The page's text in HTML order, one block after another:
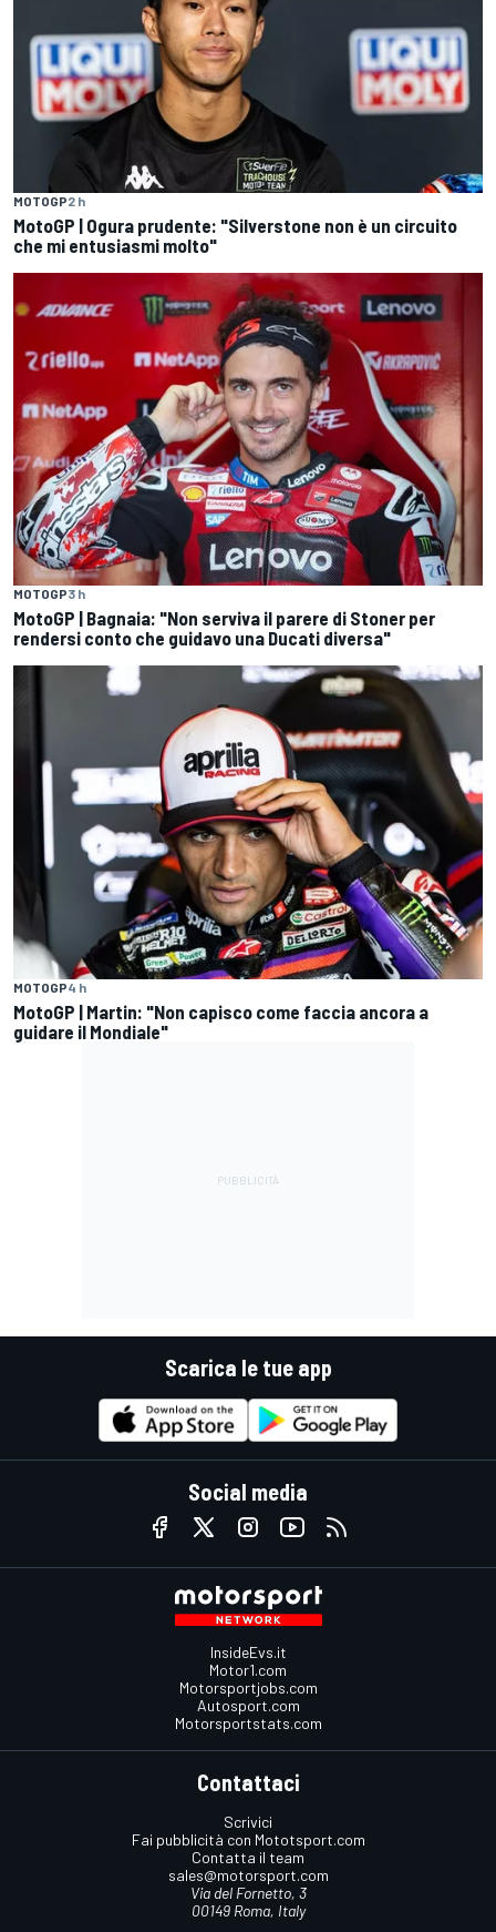
MOTOGP2 h
MotoGP | Ogura prudente: "Silverstone non è un circuito
che mi entusiasmi molto"
MOTOGP3 h
MotoGP | Bagnaia: "Non serviva il parere di Stoner per
rendersi conto che guidavo una Ducati diversa"
MOTOGP4 h
MotoGP | Martin: "Non capisco come faccia ancora a
guidare il Mondiale"
Scarica le tue app
Social media
InsideEvs.it
Motor1.com
Motorsportjobs.com
Autosport.com
Motorsportstats.com
Contattaci
Scrivici
Fai pubblicità con Mototsport.com
Contatta il team
sales@motorsport.com
Via del Fornetto, 3
00149 Roma, Italy